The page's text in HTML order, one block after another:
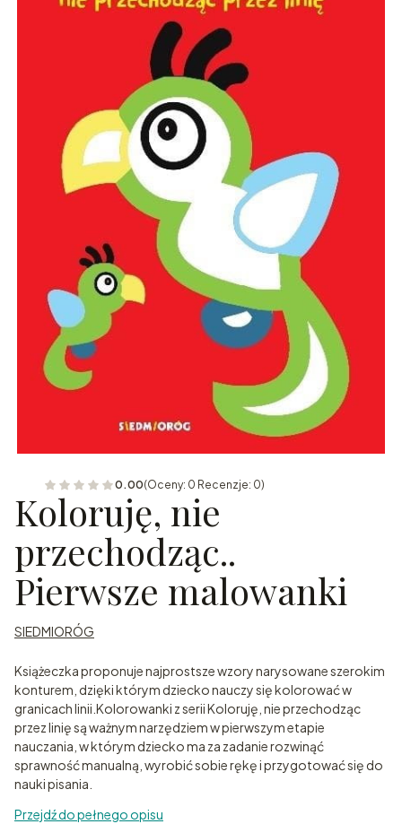
0.00(Oceny: 0 Recenzje: 0)
Koloruję, nie
przechodząc..
Pierwsze malowanki
SIEDMIORÓG
Książeczka proponuje najprostsze wzory narysowane szerokim
konturem, dzięki którym dziecko nauczy się kolorować w
granicach linii.Kolorowanki z serii Koloruję, nie przechodząc
przez linię są ważnym narzędziem w pierwszym etapie
nauczania, w którym dziecko ma za zadanie rozwinąć
sprawność manualną, wyrobić sobie rękę i przygotować się do
nauki pisania.
Przejdź do pełnego opisu